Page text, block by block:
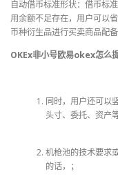
自动借币标准形状：借币标
用余额不足存在，用户可以
币种衍生品进行买卖商品配
OKEx非小号欧易okex怎么
同时，用户还可以
头寸、委托、资产
机枪池的技术要求
的话，；